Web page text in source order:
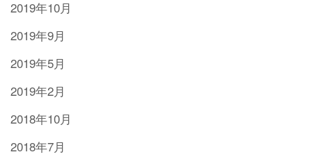
2019年10月
2019年9月
2019年5月
2019年2月
2018年10月
2018年7月